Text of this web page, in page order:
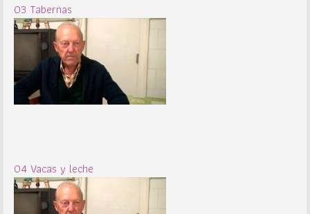
03 Tabernas
04 Vacas y leche